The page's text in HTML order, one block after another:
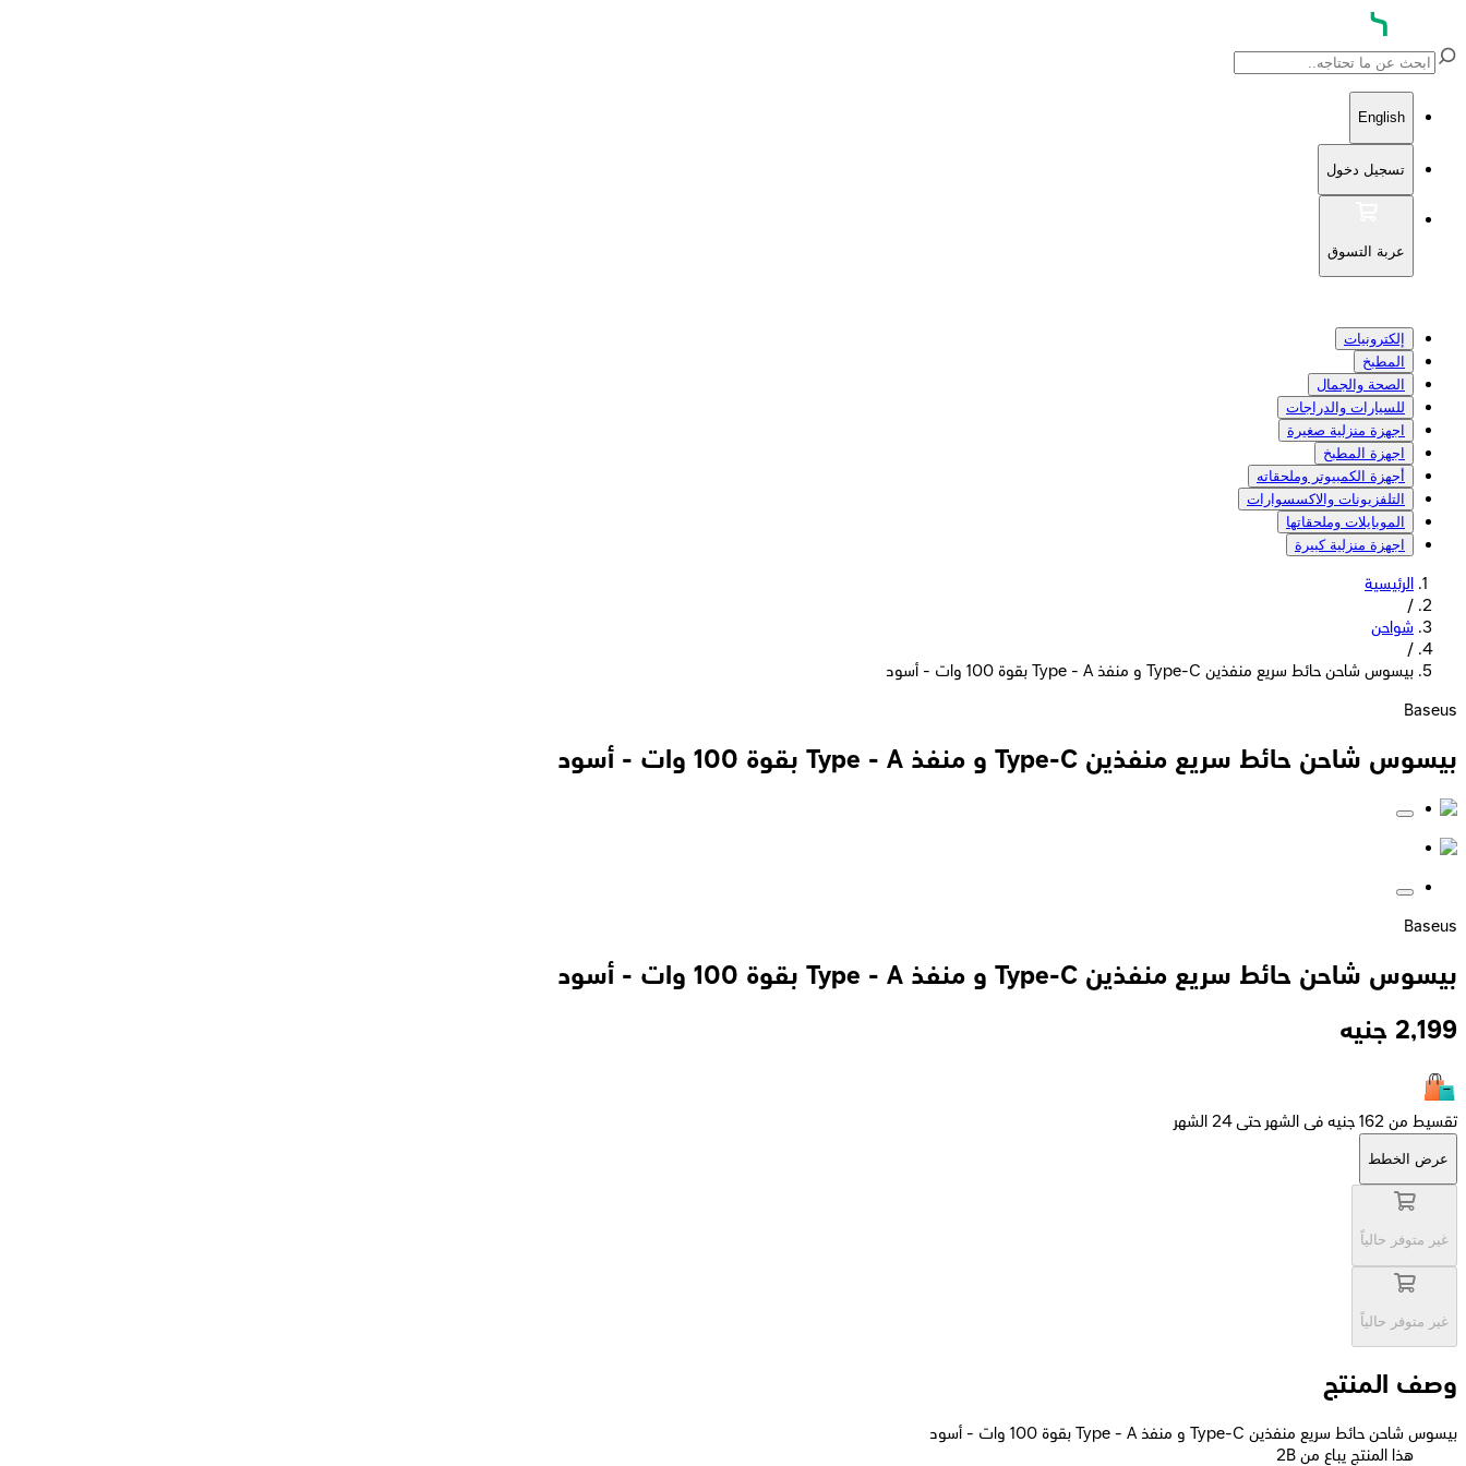
English
تسجيل دخول
عربة التسوق
إلكترونيات
المطبخ
الصحة والجمال
للسيارات والدراجات
اجهزة منزلية صغيرة
اجهزة المطبخ
أجهزة الكمبيوتر وملحقاته
التلفزيونات والاكسسوارات
الموبايلات وملحقاتها
اجهزة منزلية كبيرة
الرئيسية
/
شواحن
/
بيسوس شاحن حائط سريع منفذين Type-C و منفذ Type - A بقوة 100 وات - أسود
Baseus
بيسوس شاحن حائط سريع منفذين Type-C و منفذ Type - A بقوة 100 وات - أسود
Baseus
بيسوس شاحن حائط سريع منفذين Type-C و منفذ Type - A بقوة 100 وات - أسود
2,199 جنيه
تقسيط من 162 جنيه فى الشهر حتى 24 الشهر
عرض الخطط
غير متوفر حالياً
غير متوفر حالياً
وصف المنتج
بيسوس شاحن حائط سريع منفذين Type-C و منفذ Type - A بقوة 100 وات - أسود
2B هذا المنتج يباع من